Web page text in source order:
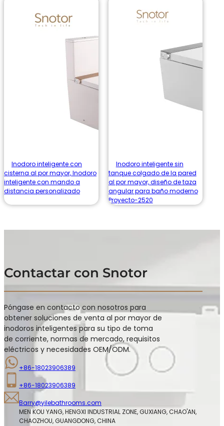
Inodoro inteligente con
cisterna al por mayor, Inodoro
inteligente con mando a
distancia personalizado
Inodoro inteligente sin
tanque colgado de la pared
al por mayor, diseño de taza
angular para baño moderno
Proyecto-2520
Contactar con Snotor
Póngase en contacto con nosotros para
obtener soluciones de venta al por mayor de
inodoros inteligentes para su tipo de toma
de corriente, normas de mercado, requisitos
eléctricos y necesidades OEM/ODM.
+86-18023906389
+86-18023906389
Barry@yilebathrooms.com
MEN KOU YANG, HENGXI INDUSTRIAL ZONE, GUXIANG, CHAO'AN,
CHAOZHOU, GUANGDONG, CHINA